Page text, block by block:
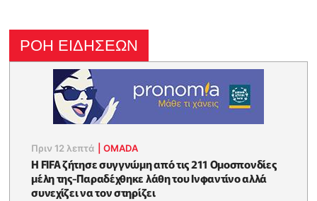
ΡΟΗ ΕΙΔΗΣΕΩΝ
Πριν 12 λεπτά |OMADA
Η FIFA ζήτησε συγγνώμη από τις 211 Ομοσπονδίες
μέλη της-Παραδέχθηκε λάθη του Ινφαντίνο αλλά
συνεχίζει να τον στηρίζει